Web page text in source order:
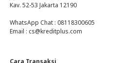
Kav. 52-53 Jakarta 12190
WhatsApp Chat : 08118300605
Email : cs@kreditplus.com
Cara Transaksi